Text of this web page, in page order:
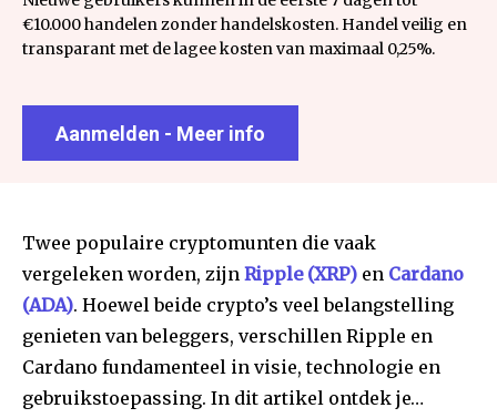
€10.000 handelen zonder handelskosten. Handel veilig en
transparant met de lagee kosten van maximaal 0,25%.
Aanmelden - Meer info
Twee populaire cryptomunten die vaak
vergeleken worden, zijn Ripple (XRP) en Cardano
(ADA). Hoewel beide crypto’s veel belangstelling
genieten van beleggers, verschillen Ripple en
Cardano fundamenteel in visie, technologie en
gebruikstoepassing. In dit artikel ontdek je…